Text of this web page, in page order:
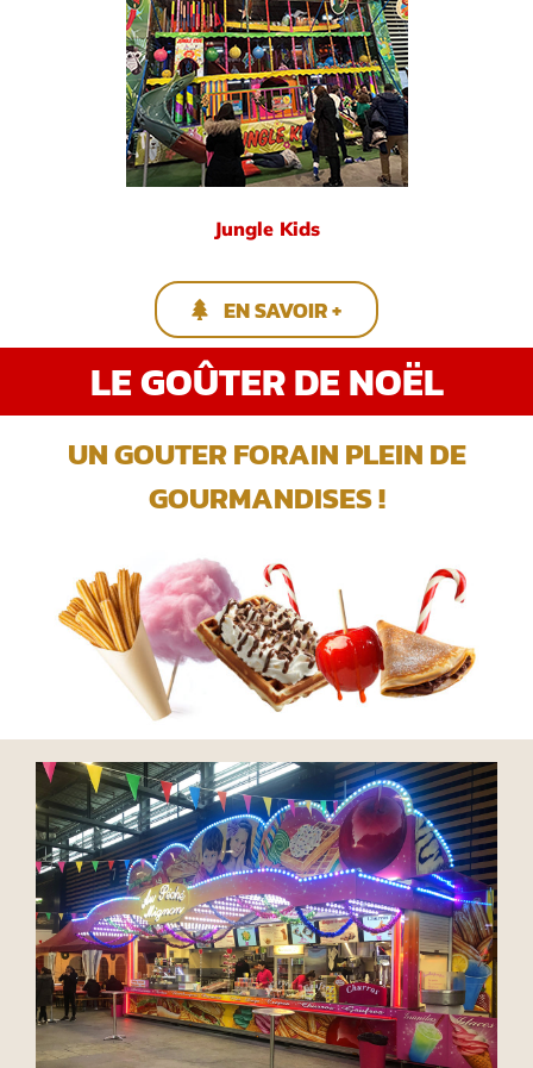
Jungle Kids
EN SAVOIR +
LE GOÛTER DE NOËL
UN GOUTER FORAIN PLEIN DE
GOURMANDISES !